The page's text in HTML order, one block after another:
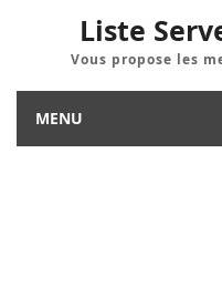
Liste
Vous propose les
MENU